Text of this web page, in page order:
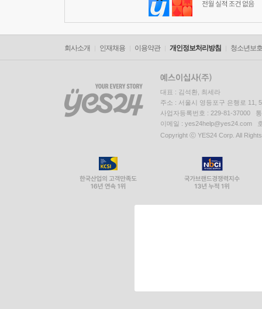
회사소개 인재채용 이용약관 개인정보처리방침 청소년보
대표 : 김석환, 최세라
주소 : 서울시 영등포구 은행로 11,
사업자등록번호 : 229-81-37000
이메일 : yes24help@yes24.com
Copyright ⓒ YES24 Corp. All